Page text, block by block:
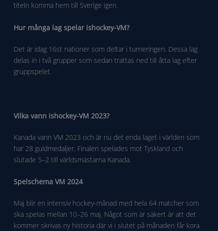
titeln komma hem till Sverige igen.
Hur många lag spelar ishockey-VM?
Det är idag 16st nationer som deltar i turneringen. Dessa lag
delas in i två grupper som sedan trattas ned till åtta lag efter
gruppspelet.
Vilka vann ishockey-VM 2023?
Kanada vann VM 2023 och är nu det enda laget i världen som
har 28 guldmedaljer. Finalen spelades mot Tyskland och
slutade 5–2 till världsmästarna Kanada.
Spelschema VM 2024
Maj blir en intensiv hockey-månad med hela 64 matcher som
ska spelas mellan 10–26 maj. Något som är säkert är att det
kommer skrivas ny historia där vi i slutet på månaden får kora